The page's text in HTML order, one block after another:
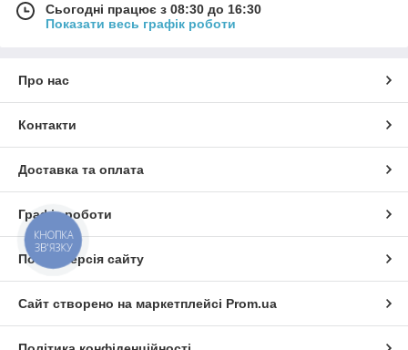
Сьогодні працює з 08:30 до 16:30
Показати весь графік роботи
Про нас
Контакти
Доставка та оплата
Графік роботи
Повна версія сайту
Сайт створено на маркетплейсі Prom.ua
КНОПКА
ЗВ'ЯЗКУ